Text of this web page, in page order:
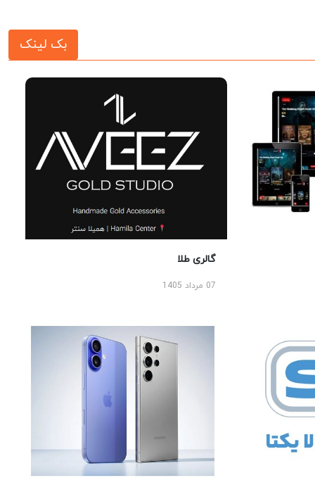
بک لینک
گالری طلا
07 مرداد 1405